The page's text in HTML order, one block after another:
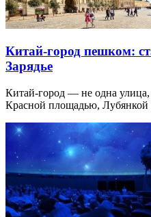
Китай-город пешком:
Зарядье
Китай-город — не одна
Красной площадью, Лубянкой